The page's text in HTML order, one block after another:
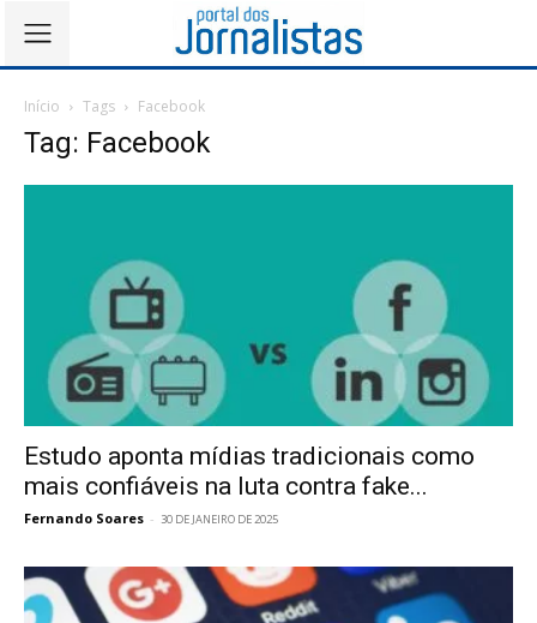
Início Tags Facebook
Tag: Facebook
Estudo aponta mídias tradicionais como
mais confiáveis na luta contra fake...
Fernando Soares - 30 DE JANEIRO DE 2025